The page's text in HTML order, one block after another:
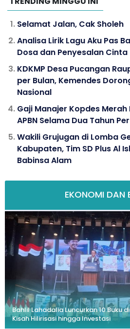
Selamat Jalan, Cak Sholeh
Analisa Lirik Lagu Aku Pas
Dosa dan Penyesalan Cinta
KDKMP Desa Pucangan
per Bulan, Kemendes
Nasional
Gaji Manajer Kopdes
APBN Selama Dua Tahun
Wakili Grujugan di Lomba
Kabupaten, Tim SD Plus Al
Babinsa Alam
EKONOMI DAN
Bahlil Lahadalia Luncurkan 10 Buku
Kisah Hilirisasi hingga Investasi